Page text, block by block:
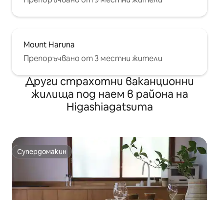
Mount Haruna
Препоръчвано от 3 местни жители
Други страхотни ваканционни
жилища под наем в района на
Higashiagatsuma
Супердомакин
Супердомакин